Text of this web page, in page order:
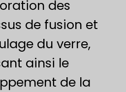
des
de fusion et
du verre,
ainsi le
de la